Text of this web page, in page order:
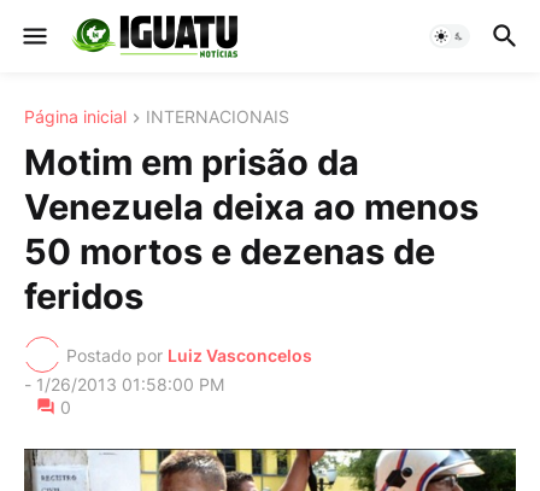
Página inicial INTERNACIONAIS
Motim em prisão da
Venezuela deixa ao menos
50 mortos e dezenas de
feridos
Postado por Luiz Vasconcelos
- 1/26/2013 01:58:00 PM
0